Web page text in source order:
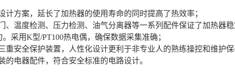
计方案，延长了加热器的使用寿命的同时提高了热效率；
、温度检测、压力检测、油气分离器等一系列配件保证了加热器稳
采用K型/PT100热电偶，确保数据采集准确；
重安全保护装置，人性化设计更利于非专业人的熟练操控和维护保
电器配件，符合安全标准的电路设计。